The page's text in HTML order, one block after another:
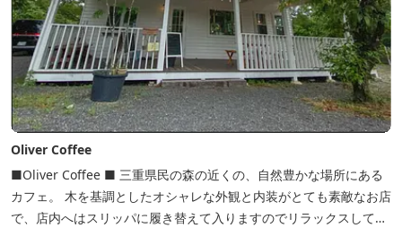
Oliver Coffee
■Oliver Coffee ■ 三重県民の森の近くの、自然豊かな場所にある
カフェ。 木を基調としたオシャレな外観と内装がとても素敵なお店
で、店内へはスリッパに履き替えて入りますのでリラックスして食